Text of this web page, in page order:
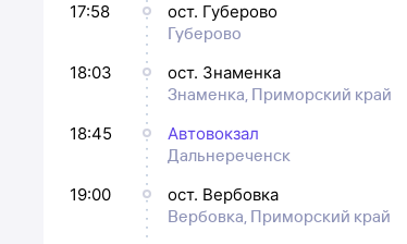
17:58
ост. Губерово
Губерово
18:03
ост. Знаменка
Знаменка, Приморский край
18:45
Автовокзал
Дальнереченск
19:00
ост. Вербовка
Вербовка, Приморский край